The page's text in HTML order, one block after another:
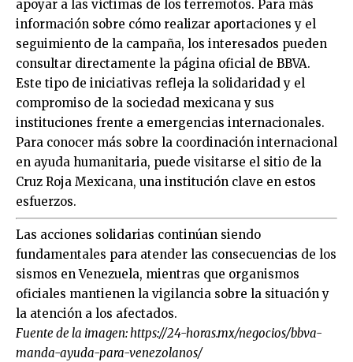
apoyar a las víctimas de los terremotos. Para más
información sobre cómo realizar aportaciones y el
seguimiento de la campaña, los interesados pueden
consultar directamente la página oficial de BBVA.
Este tipo de iniciativas refleja la solidaridad y el
compromiso de la sociedad mexicana y sus
instituciones frente a emergencias internacionales.
Para conocer más sobre la coordinación internacional
en ayuda humanitaria, puede visitarse el sitio de la
Cruz Roja Mexicana, una institución clave en estos
esfuerzos.
Las acciones solidarias continúan siendo
fundamentales para atender las consecuencias de los
sismos en Venezuela, mientras que organismos
oficiales mantienen la vigilancia sobre la situación y
la atención a los afectados.
Fuente de la imagen:https://24-horas.mx/negocios/bbva-
manda-ayuda-para-venezolanos/